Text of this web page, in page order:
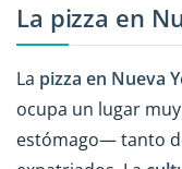
La pizza en
La pizza en Nueva
ocupa un lugar
estómago— tanto